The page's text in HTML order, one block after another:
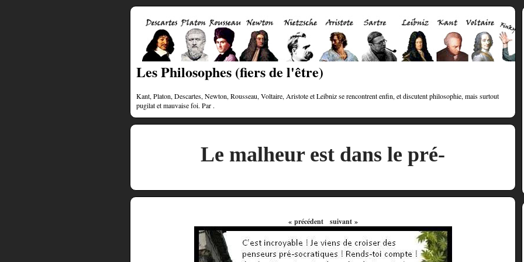
Les Philosophes (fiers de l'être)
Kant, Platon, Descartes, Newton, Rousseau, Voltaire, Aristote et Leibniz se rencontrent enfin, et discutent philosophie, mais surtout
pugilat et mauvaise foi. Par .
Le malheur est dans le pré-
« précédent suivant »